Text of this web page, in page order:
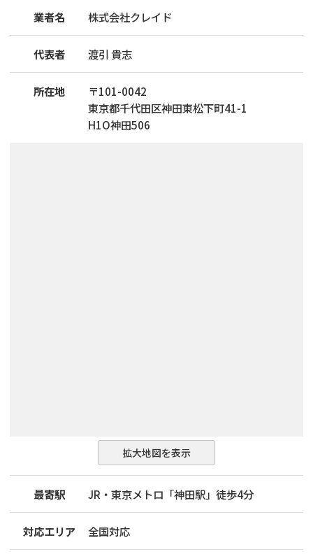
業者名 株式会社クレイド
代表者 渡引 貴志
所在地 〒101-0042
東京都千代田区神田東松下町41-1
H1O神田506
拡大地図を表示
最寄駅 JR・東京メトロ「神田駅」徒歩4分
対応エリア 全国対応